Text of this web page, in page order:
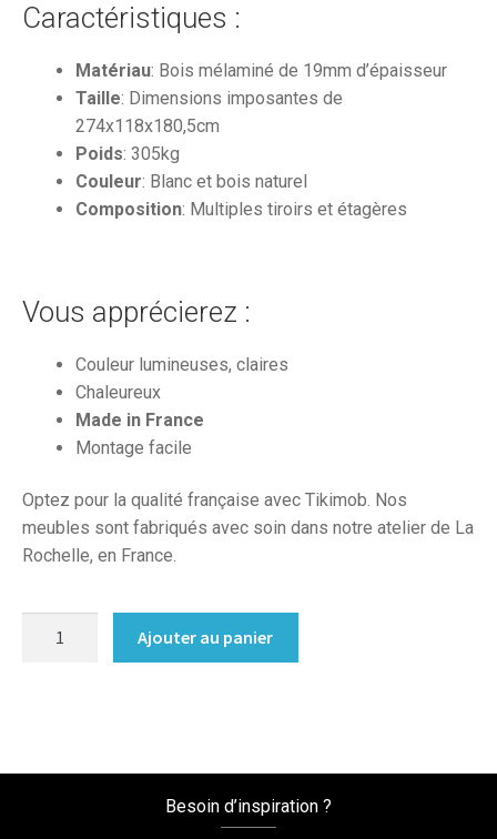
Caractéristiques :
Matériau: Bois mélaminé de 19mm d’épaisseur
Taille: Dimensions imposantes de
274x118x180,5cm
Poids: 305kg
Couleur: Blanc et bois naturel
Composition: Multiples tiroirs et étagères
Vous apprécierez :
Couleur lumineuses, claires
Chaleureux
Made in France
Montage facile
Optez pour la qualité française avec Tikimob. Nos
meubles sont fabriqués avec soin dans notre atelier de La
Rochelle, en France.
Ajouter au panier
Besoin d’inspiration ?